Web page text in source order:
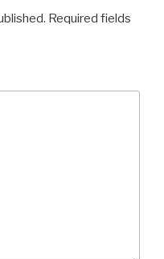
Required fields